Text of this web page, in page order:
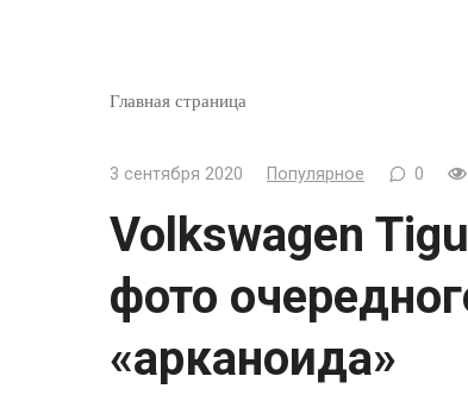
Главная страница
3 сентября 2020 Популярное 0
Volkswagen
фото
«арканоида»